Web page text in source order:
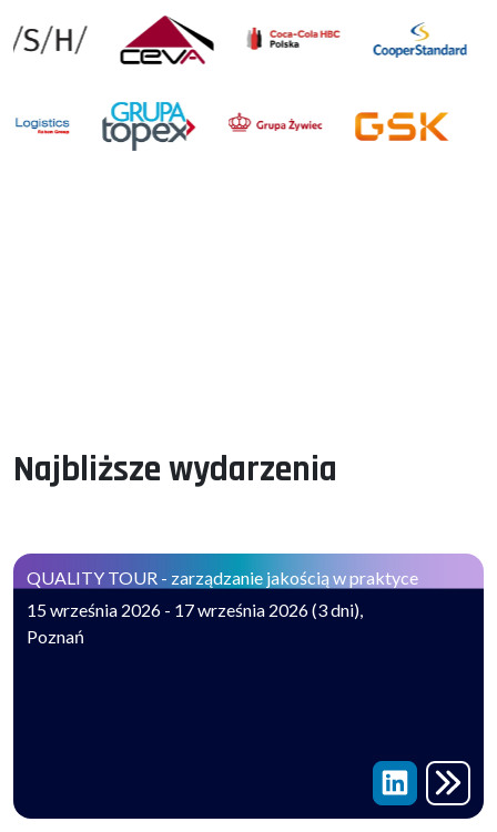
Najbliższe wydarzenia
QUALITY TOUR - zarządzanie jakością w praktyce
15 września 2026 - 17 września 2026 (3 dni),
Poznań